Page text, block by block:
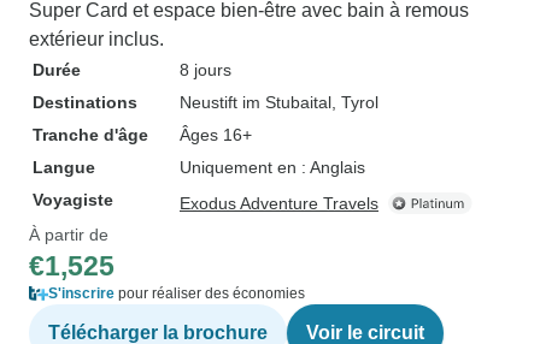
Super Card et espace bien-être avec bain à remous
extérieur inclus.
Durée
8 jours
Destinations
Neustift im Stubaital , Tyrol
Tranche d'âge
Âges 16+
Langue
Uniquement en : Anglais
Voyagiste
Exodus Adventure Travels
À partir de
€1,525
S'inscrire pour réaliser des économies
Télécharger la brochure Voir le circuit